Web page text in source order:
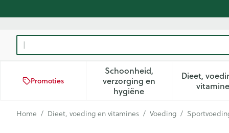
Product, merk, categorie...
Promoties
Schoonheid,
verzorging en
hygiëneToon submenu voor
Dieet,
Home / Dieet, voeding en vitamines / Voeding /